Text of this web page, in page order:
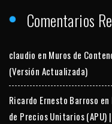
Comentarios
claudio en Muros de
(Versión Actualizada)
Ricardo Ernesto Barroso en
de Precios Unitarios (APU)